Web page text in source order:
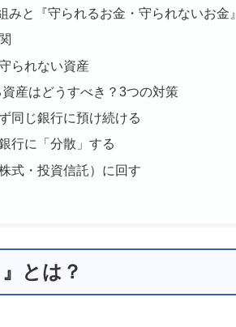
みと『守られるお金・守られないお金』
られない資産
産はどうすべき？3つの対策
同じ銀行に預け続ける
行に「分散」する
式・投資信託）に回す
とは？